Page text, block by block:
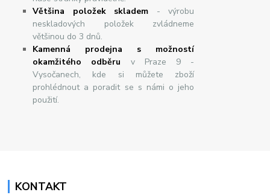
Většina položek skladem - výrobu
neskladových položek zvládneme
většinou do 3 dnů.
Kamenná prodejna s možností
okamžitého odběru v Praze 9 -
Vysočanech, kde si můžete zboží
prohlédnout a poradit se s námi o jeho
použití.
KONTAKT